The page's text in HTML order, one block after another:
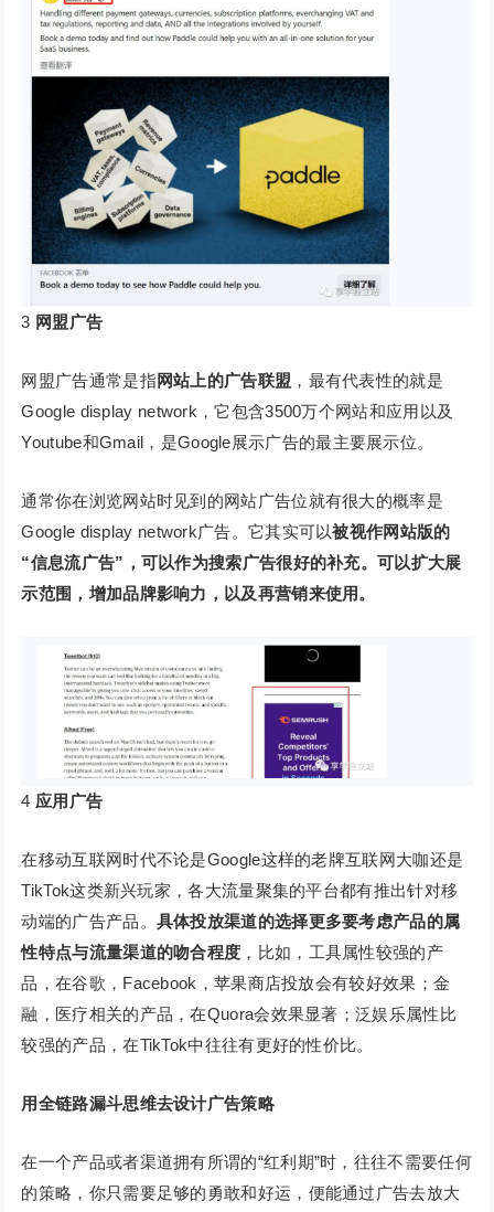
3 网盟广告
网盟广告通常是指 网站上的广告联盟 ，最有代表性的就是
Google display network，它包含3500万个网站和应用以及
Youtube和Gmail，是Google展示广告的最主要展示位。
通常你在浏览网站时见到的网站广告位就有很大的概率是
Google display network广告。它其实可以被视作网站版的
“信息流广告”，可以作为搜索广告很好的补充。可以扩大展
示范围，增加品牌影响力，以及再营销来使用。
4 应用广告
在移动互联网时代不论是Google这样的老牌互联网大咖还是
TikTok这类新兴玩家，各大流量聚集的平台都有推出针对移
动端的广告产品。 具体投放渠道的选择更多要考虑产品的属
性特点与流量渠道的吻合程度 ，比如，工具属性较强的产
品，在谷歌，Facebook，苹果商店投放会有较好效果；金
融，医疗相关的产品，在Quora会效果显著；泛娱乐属性比
较强的产品，在TikTok中往往有更好的性价比。
用全链路漏斗思维去设计广告策略
在一个产品或者渠道拥有所谓的“红利期”时，往往不需要任何
的策略，你只需要足够的勇敢和好运，便能通过广告去放大